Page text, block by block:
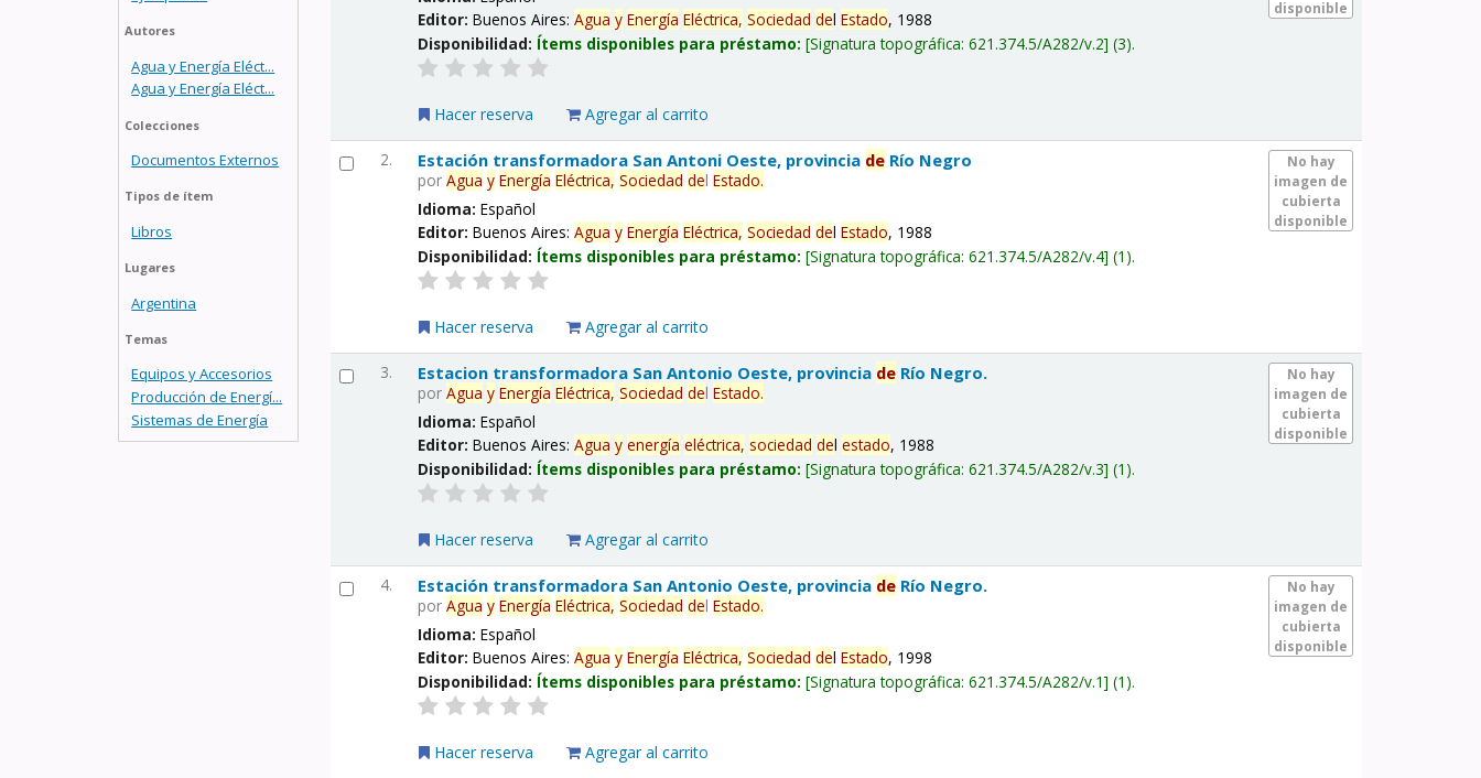
Autores
Agua y Energía Eléct...
Agua y Energía Eléct...
Colecciones
Documentos Externos
Tipos de ítem
Libros
Lugares
Argentina
Temas
Equipos y Accesorios
Producción de Energí...
Sistemas de Energía
disponible
Editor:Buenos Aires:Agua y Energía Eléctrica, Sociedad delEstado, 1988
Disponibilidad: Ítems disponibles para préstamo: Signatura topográfica:621.374.5/A282/v.2 (3).
Hacer reserva Agregar al carrito
2.
No hay
imagen de
cubierta
disponible
Estación transformadora San Antoni Oeste, provincia de Río Negro
porAgua y Energía Eléctrica, Sociedad delEstado.
Idioma:Español
Editor:Buenos Aires:Agua y Energía Eléctrica, Sociedad delEstado, 1988
Disponibilidad: Ítems disponibles para préstamo: Signatura topográfica:621.374.5/A282/v.4 (1).
Hacer reserva Agregar al carrito
3.
No hay
imagen de
cubierta
disponible
Estacion transformadora San Antonio Oeste, provincia de Río Negro.
porAgua y Energía Eléctrica, Sociedad delEstado.
Idioma:Español
Editor:Buenos Aires:Agua y energía eléctrica, sociedad delestado, 1988
Disponibilidad: Ítems disponibles para préstamo: Signatura topográfica:621.374.5/A282/v.3 (1).
Hacer reserva Agregar al carrito
4.
No hay
imagen de
cubierta
disponible
Estación transformadora San Antonio Oeste, provincia de Río Negro.
porAgua y Energía Eléctrica, Sociedad delEstado.
Idioma:Español
Editor:Buenos Aires:Agua y Energía Eléctrica, Sociedad delEstado, 1998
Disponibilidad: Ítems disponibles para préstamo: Signatura topográfica:621.374.5/A282/v.1 (1).
Hacer reserva Agregar al carrito